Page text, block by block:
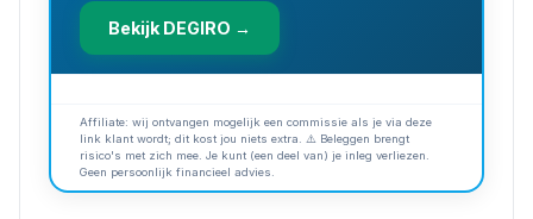
Bekijk DEGIRO →
Affiliate: wij ontvangen mogelijk een commissie als je via deze
link klant wordt; dit kost jou niets extra. ⚠️ Beleggen brengt
risico's met zich mee. Je kunt (een deel van) je inleg verliezen.
Geen persoonlijk financieel advies.